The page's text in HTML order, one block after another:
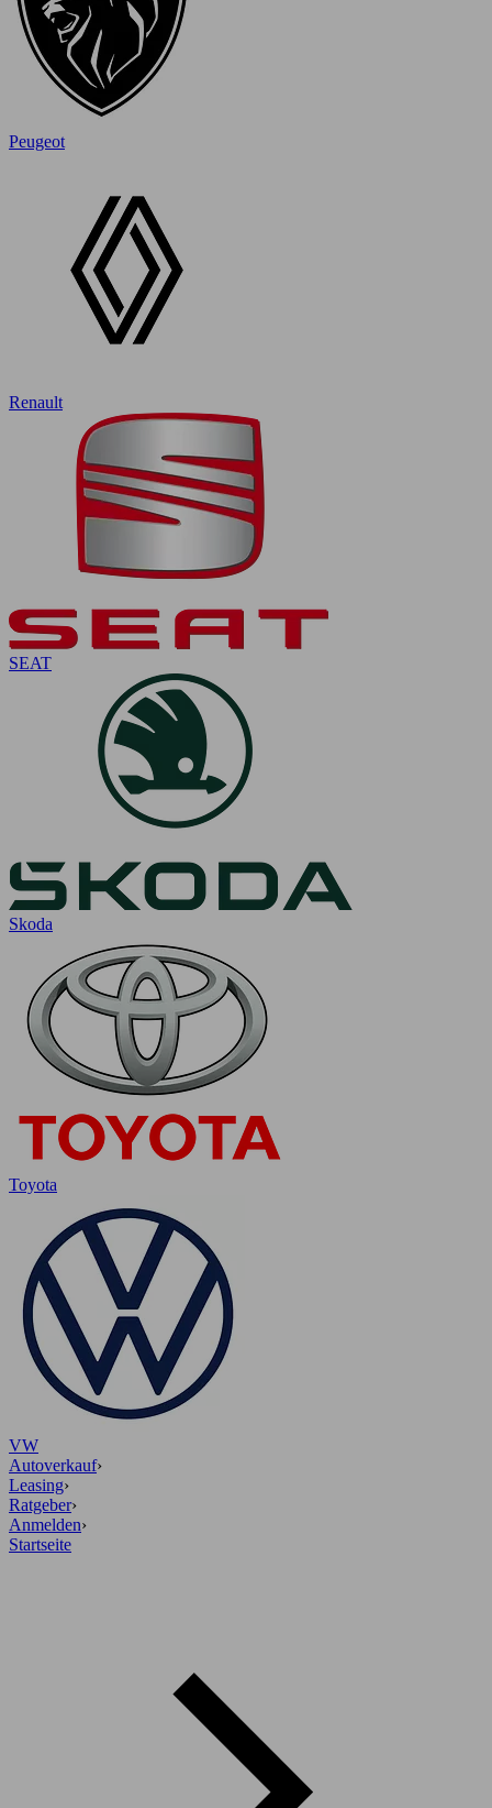
Peugeot
Renault
SEAT
Skoda
Toyota
VW
Autoverkauf›
Leasing›
Ratgeber›
Anmelden›
Startseite